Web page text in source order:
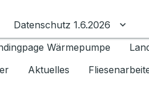
für Ratgeber
Datenschutz 1.6.2026
Wärmepumpe
Aktuelles